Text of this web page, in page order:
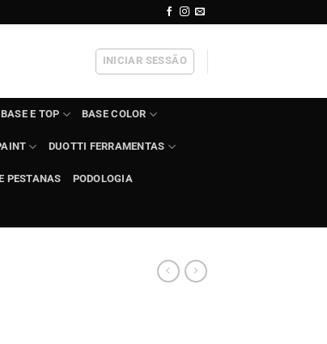
INICIAR SESSÃO
BASE E TOP BASE COLOR
DUOTTI FERRAMENTAS
PESTANAS PODOLOGIA